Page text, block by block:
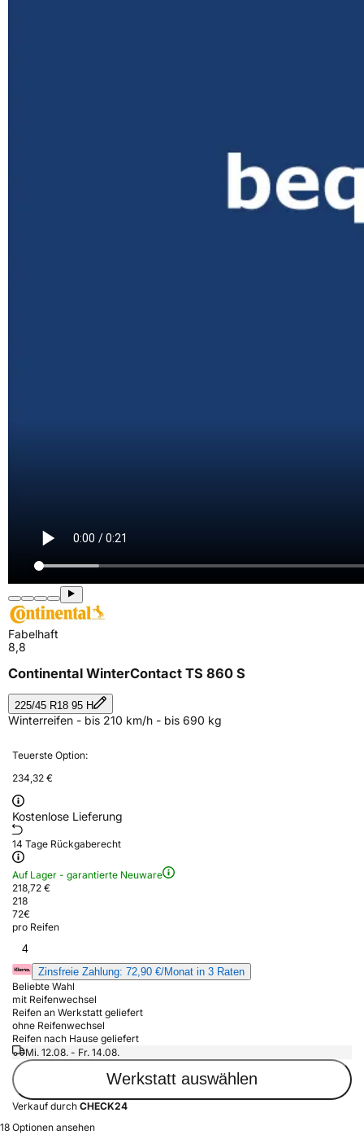
Fabelhaft
8,8
Continental WinterContact TS 860 S
225/45 R18 95 H
Winterreifen - bis 210 km/h - bis 690 kg
Teuerste Option:
234,32 €
Kostenlose Lieferung
14 Tage Rückgaberecht
Auf Lager - garantierte Neuware
218,72 €
218
72€
pro Reifen
4
Zinsfreie Zahlung: 72,90 €/Monat in 3 Raten
Beliebte Wahl
mit Reifenwechsel
Reifen an Werkstatt geliefert
ohne Reifenwechsel
Reifen nach Hause geliefert
Mi. 12.08. - Fr. 14.08.
Werkstatt auswählen
Verkauf durch CHECK24
18 Optionen ansehen